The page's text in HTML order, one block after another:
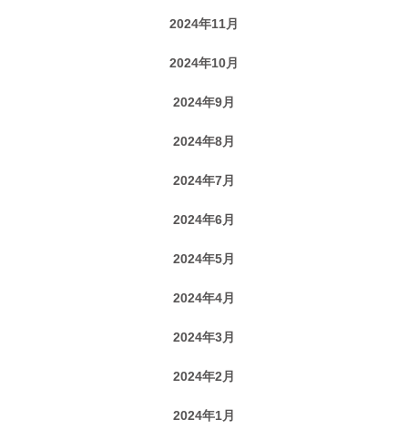
2024年11月
2024年10月
2024年9月
2024年8月
2024年7月
2024年6月
2024年5月
2024年4月
2024年3月
2024年2月
2024年1月